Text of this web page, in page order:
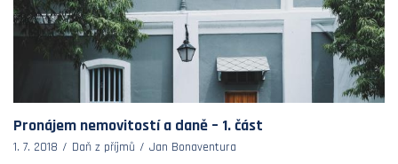
Pronájem nemovitostí a daně – 1. část
1. 7. 2018 Daň z příjmů Jan Bonaventura